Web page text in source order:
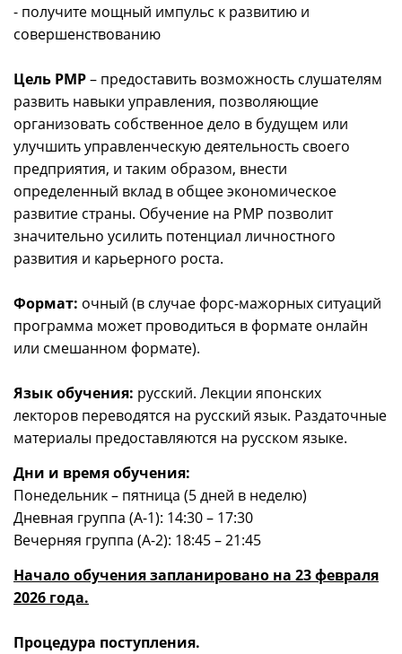
- получите мощный импульс к развитию и
совершенствованию
Цель PMP– предоставить возможность слушателям
развить навыки управления, позволяющие
организовать собственное дело в будущем или
улучшить управленческую деятельность своего
предприятия, и таким образом, внести
определенный вклад в общее экономическое
развитие страны. Обучение на PMP позволит
значительно усилить потенциал личностного
развития и карьерного роста.
Формат: очный (в случае форс-мажорных ситуаций
программа может проводиться в формате онлайн
или смешанном формате).
Язык обучения: русский. Лекции японских
лекторов переводятся на русский язык. Раздаточные
материалы предоставляются на русском языке.
Дни и время обучения:
Понедельник – пятница (5 дней в неделю)
Дневная группа (А-1): 14:30 – 17:30
Вечерняя группа (А-2): 18:45 – 21:45
Начало обучения запланировано на 23 февраля
2026 года.
Процедура поступления.